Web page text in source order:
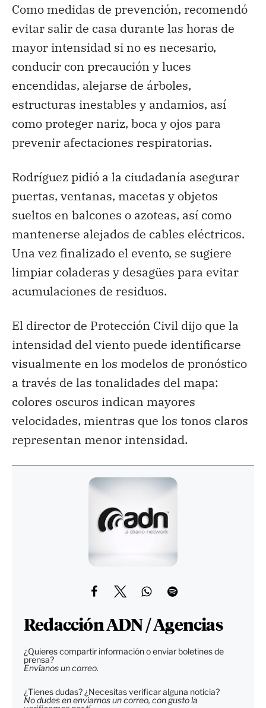
Como medidas de prevención, recomendó
evitar salir de casa durante las horas de
mayor intensidad si no es necesario,
conducir con precaución y luces
encendidas, alejarse de árboles,
estructuras inestables y andamios, así
como proteger nariz, boca y ojos para
prevenir afectaciones respiratorias.
Rodríguez pidió a la ciudadanía asegurar
puertas, ventanas, macetas y objetos
sueltos en balcones o azoteas, así como
mantenerse alejados de cables eléctricos.
Una vez finalizado el evento, se sugiere
limpiar coladeras y desagües para evitar
acumulaciones de residuos.
El director de Protección Civil dijo que la
intensidad del viento puede identificarse
visualmente en los modelos de pronóstico
a través de las tonalidades del mapa:
colores oscuros indican mayores
velocidades, mientras que los tonos claros
representan menor intensidad.
Redacción ADN / Agencias
¿Quieres compartir información o enviar boletines de
prensa?
Envíanos un correo.
¿Tienes dudas? ¿Necesitas verificar alguna noticia?
No dudes en enviarnos un correo, con gusto la